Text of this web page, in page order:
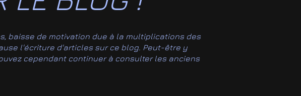
baisse de motivation due à la multiplications des
l'écriture d'articles sur ce blog. Peut-être y
cependant continuer à consulter les anciens